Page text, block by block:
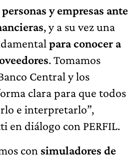
y empresas ante
, y a su vez una
para conocer a
. Tomamos
Central y los
clara para que todos
e interpretarlo”,
en diálogo con PERFIL.
con simuladores de